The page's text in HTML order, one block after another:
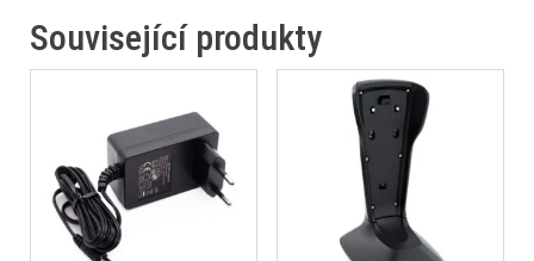
Související produkty